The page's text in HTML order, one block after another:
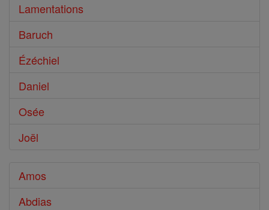
Lamentations
Baruch
Ézéchiel
Daniel
Osée
Joël
Amos
Abdias